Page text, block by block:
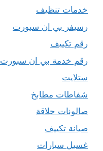
خدمات تنظيف
رسيفر بي ان سبورت
رقم تكييف
رقم خدمة بي ان سبورت
ستلايت
شفاطات مطابخ
صالونات حلاقة
صيانة تكييف
غسيل سيارات